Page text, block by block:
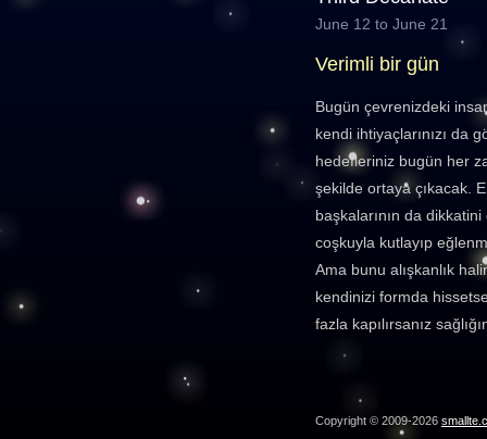
June 12 to June 21
Verimli bir gün
Bugün çevrenizdeki
kendi ihtiyaçlarınızı da
hedefleriniz bugün her
şekilde ortaya çıkacak.
başkalarının da
coşkuyla kutlayıp
Ama bunu alışkanlık
kendinizi formda
fazla kapılırsanız
Copyright © 2009-2026